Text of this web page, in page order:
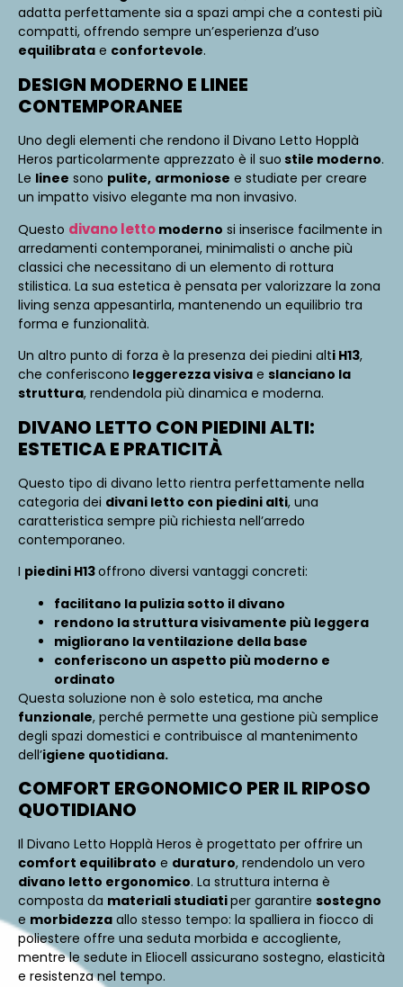
adatta perfettamente sia a spazi ampi che a contesti più
compatti, offrendo sempre un’esperienza d’uso
equilibrata e confortevole.
DESIGN MODERNO E LINEE
CONTEMPORANEE
Uno degli elementi che rendono il Divano Letto Hopplà
Heros particolarmente apprezzato è il suo stile moderno.
Le linee sono pulite, armoniose e studiate per creare
un impatto visivo elegante ma non invasivo.
Questo divano letto moderno si inserisce facilmente in
arredamenti contemporanei, minimalisti o anche più
classici che necessitano di un elemento di rottura
stilistica. La sua estetica è pensata per valorizzare la zona
living senza appesantirla, mantenendo un equilibrio tra
forma e funzionalità.
Un altro punto di forza è la presenza dei piedini alti H13,
che conferiscono leggerezza visiva e slanciano la
struttura, rendendola più dinamica e moderna.
DIVANO LETTO CON PIEDINI ALTI:
ESTETICA E PRATICITÀ
Questo tipo di divano letto rientra perfettamente nella
categoria dei divani letto con piedini alti, una
caratteristica sempre più richiesta nell’arredo
contemporaneo.
I piedini H13offrono diversi vantaggi concreti:
facilitano la pulizia sotto il divano
rendono la struttura visivamente più leggera
migliorano la ventilazione della base
conferiscono un aspetto più moderno e
ordinato
Questa soluzione non è solo estetica, ma anche
funzionale, perché permette una gestione più semplice
degli spazi domestici e contribuisce al mantenimento
dell’igiene quotidiana.
COMFORT ERGONOMICO PER IL RIPOSO
QUOTIDIANO
Il Divano Letto Hopplà Heros è progettato per offrire un
comfort equilibrato e duraturo, rendendolo un vero
divano letto ergonomico. La struttura interna è
composta da materiali studiatiper garantire sostegno
e morbidezza allo stesso tempo: la spalliera in fiocco di
poliestere offre una seduta morbida e accogliente,
mentre le sedute in Eliocell assicurano sostegno, elasticità
e resistenza nel tempo.